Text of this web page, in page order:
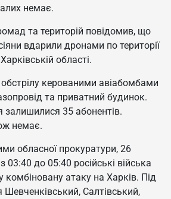
немає.
та територій повідомив, що
вдарили дронами по території
області.
керованими авіабомбами
та приватний будинок.
залишилися 35 абонентів.
немає.
обласної прокуратури, 26
03:40 до 05:40 російські війська
комбіновану атаку на Харків. Під
Салтівський,